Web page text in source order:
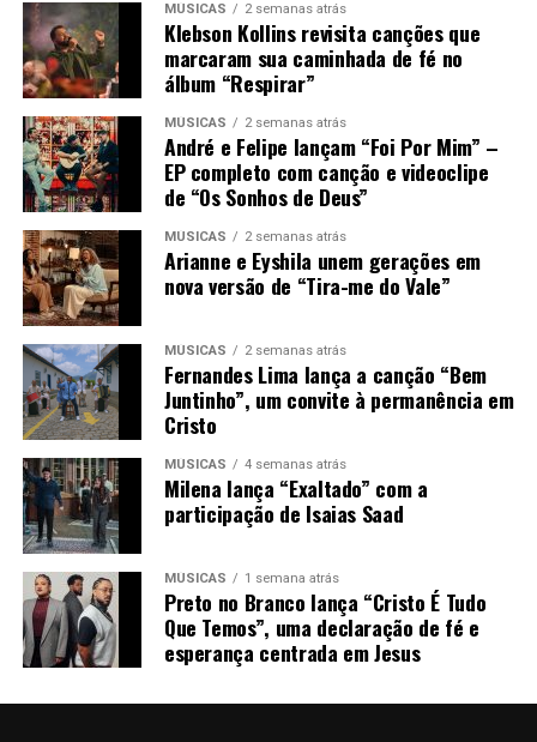
MÚSICAS 2 semanas atrás
Klebson Kollins revisita canções que
marcaram sua caminhada de fé no
álbum “Respirar”
MÚSICAS 2 semanas atrás
André e Felipe lançam “Foi Por Mim” –
EP completo com canção e videoclipe
de “Os Sonhos de Deus”
MÚSICAS 2 semanas atrás
Arianne e Eyshila unem gerações em
nova versão de “Tira-me do Vale”
MÚSICAS 2 semanas atrás
Fernandes Lima lança a canção “Bem
Juntinho”, um convite à permanência em
Cristo
MÚSICAS 4 semanas atrás
Milena lança “Exaltado” com a
participação de Isaias Saad
MÚSICAS 1 semana atrás
Preto no Branco lança “Cristo É Tudo
Que Temos”, uma declaração de fé e
esperança centrada em Jesus